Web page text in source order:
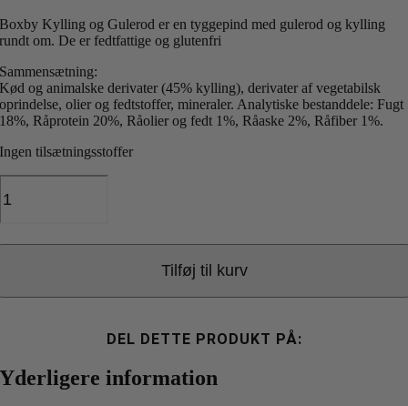
Boxby Kylling og Gulerod er en tyggepind med gulerod og kylling
rundt om. De er fedtfattige og glutenfri
Sammensætning:
Kød og animalske derivater (45% kylling), derivater af vegetabilsk
oprindelse, olier og fedtstoffer, mineraler. Analytiske bestanddele: Fugt
18%, Råprotein 20%, Råolier og fedt 1%, Råaske 2%, Råfiber 1%.
Ingen tilsætningsstoffer
Tilføj til kurv
DEL DETTE PRODUKT PÅ:
Yderligere information